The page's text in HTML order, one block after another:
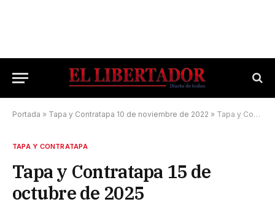
Portada » Tapa y Contratapa 10 de noviembre de 2022 » Tapa y Contratapa 15 de octubre de 2025
TAPA Y CONTRATAPA
Tapa y Contratapa 15 de
octubre de 2025